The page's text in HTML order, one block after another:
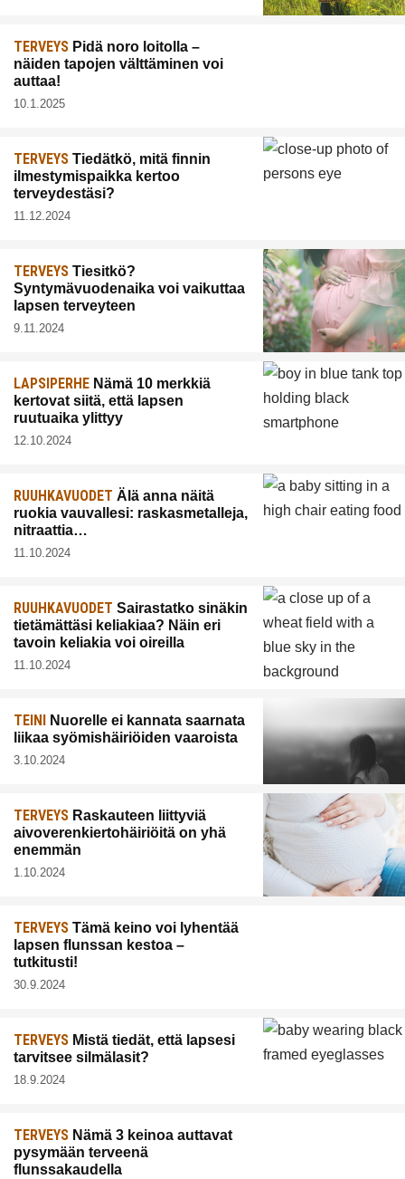
TERVEYS Pidä noro loitolla –
näiden tapojen välttäminen voi
auttaa!
10.1.2025
TERVEYS Tiedätkö, mitä finnin
ilmestymispaikka kertoo
terveydestäsi?
11.12.2024
TERVEYS Tiesitkö?
Syntymävuodenaika voi vaikuttaa
lapsen terveyteen
9.11.2024
LAPSIPERHE Nämä 10 merkkiä
kertovat siitä, että lapsen
ruutuaika ylittyy
12.10.2024
RUUHKAVUODET Älä anna näitä
ruokia vauvallesi: raskasmetalleja,
nitraattia…
11.10.2024
RUUHKAVUODET Sairastatko sinäkin
tietämättäsi keliakiaa? Näin eri
tavoin keliakia voi oireilla
11.10.2024
TEINI Nuorelle ei kannata saarnata
liikaa syömishäiriöiden vaaroista
3.10.2024
TERVEYS Raskauteen liittyviä
aivoverenkiertohäiriöitä on yhä
enemmän
1.10.2024
TERVEYS Tämä keino voi lyhentää
lapsen flunssan kestoa –
tutkitusti!
30.9.2024
TERVEYS Mistä tiedät, että lapsesi
tarvitsee silmälasit?
18.9.2024
TERVEYS Nämä 3 keinoa auttavat
pysymään terveenä
flunssakaudella